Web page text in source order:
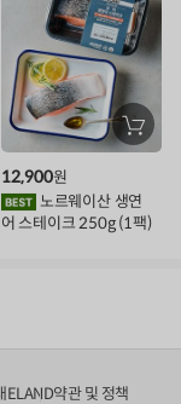
장
바
에
담
기
어 스테이크 250g (1팩)
12,900원